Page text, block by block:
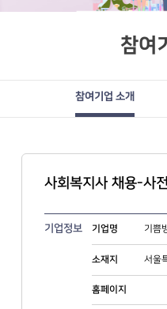
참여
참여기업 소개
사회복지사 채용-사
기업정보 기업명 기쁨
소재지 서울
홈페이지